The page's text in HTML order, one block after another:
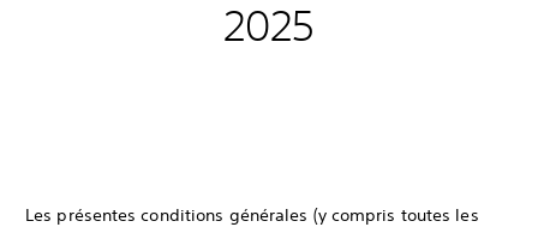
2025
Les présentes conditions générales (y compris toutes les